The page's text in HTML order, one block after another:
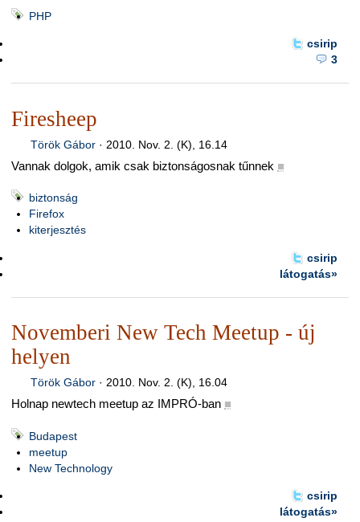
PHP
csirip
3
Firesheep
Török Gábor· 2010. Nov. 2. (K), 16.14
Vannak dolgok, amik csak biztonságosnak tűnnek ■
biztonság
Firefox
kiterjesztés
csirip
látogatás»
Novemberi New Tech Meetup - új
helyen
Török Gábor· 2010. Nov. 2. (K), 16.04
Holnap newtech meetup az IMPRÓ-ban ■
Budapest
meetup
New Technology
csirip
látogatás»